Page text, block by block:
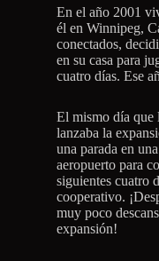
En el año 2001
él en Winnipeg,
conectados,
en su casa para
cuatro días. Ese
El mismo día que
lanzaba la
una parada en
aeropuerto para
siguientes cuatro
cooperativo.
muy poco
expansión!